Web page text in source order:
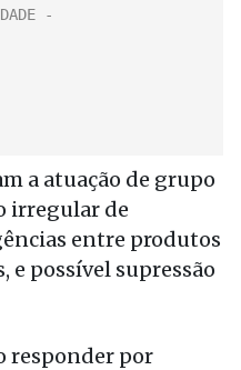
a atuação de grupo
irregular de
entre produtos
e possível supressão
responder por